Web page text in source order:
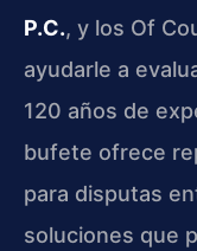
P.C., y los Of
ayudarle a
120 años de
bufete ofrece
para disputas
soluciones que